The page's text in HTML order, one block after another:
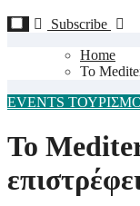
Subscribe
Home
Το
EVENTS
Το